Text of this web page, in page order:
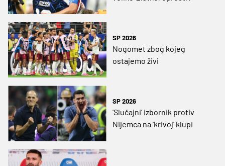
SP 2026
Nogomet zbog kojeg
ostajemo živi
SP 2026
'Slučajni' izbornik protiv
Nijemca na 'krivoj' klupi